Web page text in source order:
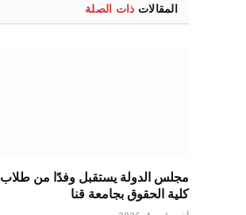
المقالات ذات الصلة
مجلس الدولة يستقبل وفدًا من طلاب
كلية الحقوق بجامعة قنا